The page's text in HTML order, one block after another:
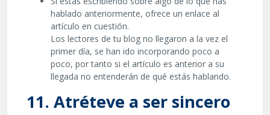
hablado anteriormente, ofrece un enlace al
artículo en cuestión.
Los lectores de tu blog no llegaron a la vez el
primer día, se han ido incorporando poco a
poco, por tanto si el artículo es anterior a su
llegada no entenderán de qué estás hablando.
11. Atréteve a ser sincero